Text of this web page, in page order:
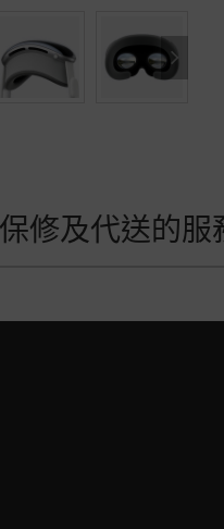
修及代送的服